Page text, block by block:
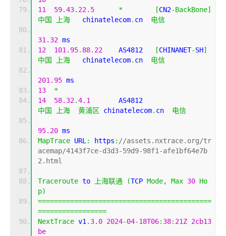
11
59.43. 22.5 * [CN2-BackBone]
中国
上海
   chinatelecom
. cn 电信
31.32 ms
12
101.95. 88.22
    AS4812
[CHINANET-SH]
中国
上海
   chinatelecom
. cn 电信
201.95 ms
13
*
14
58.32.4.1
中国
上海 黄浦区 chinatelecom. cn 电信
95.20 ms
MapTrace URL : https : //assets.nxtrace.org/tr
acemap/4143f7ce-d3d3-59d9-98f1-afe1bf64e7b
2.html
Traceroute to 上海联通 (TCP Mode, Max 30 Ho
p)
===========================================
=================
NextTrace v1 . 3.0 2024-04-18T06: 38: 21Z 2cb13
be